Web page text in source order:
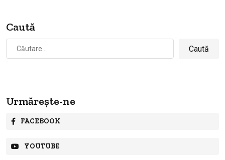
Caută
după:
Urmărește-ne
FACEBOOK
YOUTUBE